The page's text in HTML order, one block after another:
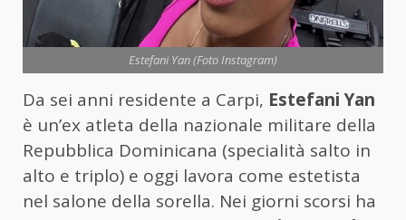
Estefani Yan (Foto Instagram)
Da sei anni residente a Carpi, Estefani Yan
è un’ex atleta della nazionale militare della
Repubblica Dominicana (specialità salto in
alto e triplo) e oggi lavora come estetista
nel salone della sorella. Nei giorni scorsi ha